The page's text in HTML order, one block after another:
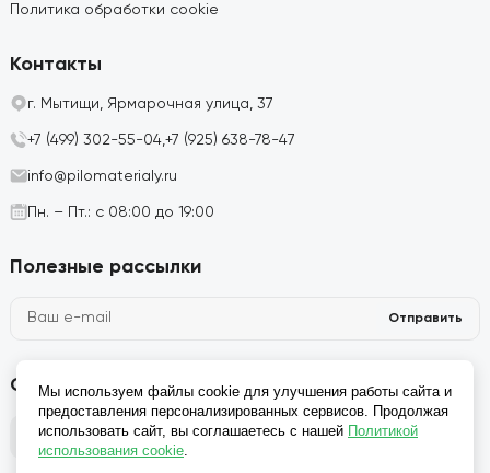
Политика обработки cookie
Контакты
г. Мытищи, Ярмарочная улица, 37
+7 (499) 302-55-04,+7 (925) 638-78-47
info@pilomaterialy.ru
Пн. – Пт.: с 08:00 до 19:00
Полезные рассылки
Отправить
Социальные сети
Мы используем файлы cookie для улучшения работы сайта и
предоставления персонализированных сервисов. Продолжая
использовать сайт, вы соглашаетесь с нашей Политикой
использования cookie.